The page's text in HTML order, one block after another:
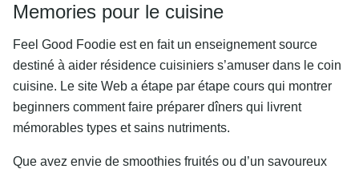
Memories pour le cuisine
Feel Good Foodie est en fait un enseignement source
destiné à aider résidence cuisiniers s’amuser dans le coin
cuisine. Le site Web a étape par étape cours qui montrer
beginners comment faire préparer dîners qui livrent
mémorables types et sains nutriments.
Que avez envie de smoothies fruités ou d’un savoureux